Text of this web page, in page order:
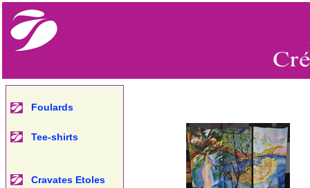
Foulards
Tee-shirts
Cravates Etoles